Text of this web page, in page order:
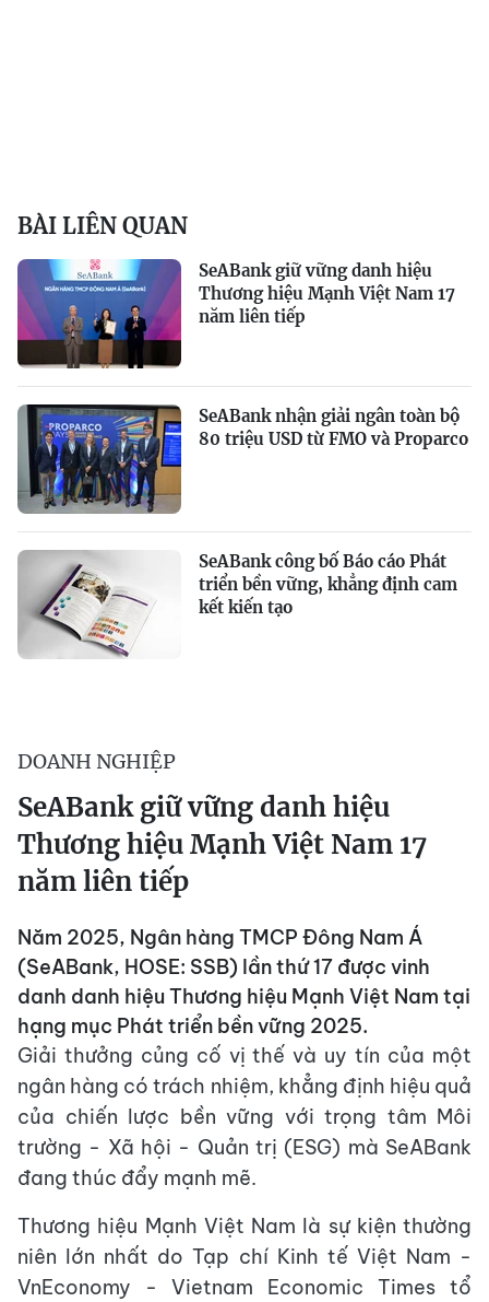
BÀI LIÊN QUAN
SeABank giữ vững danh hiệu
Thương hiệu Mạnh Việt Nam 17
năm liên tiếp
SeABank nhận giải ngân toàn bộ
80 triệu USD từ FMO và Proparco
SeABank công bố Báo cáo Phát
triển bền vững, khẳng định cam
kết kiến tạo
DOANH NGHIỆP
SeABank giữ vững danh hiệu
Thương hiệu Mạnh Việt Nam 17
năm liên tiếp
Năm 2025, Ngân hàng TMCP Đông Nam Á
(SeABank, HOSE: SSB) lần thứ 17 được vinh
danh danh hiệu Thương hiệu Mạnh Việt Nam tại
hạng mục Phát triển bền vững 2025.
Giải thưởng củng cố vị thế và uy tín của một
ngân hàng có trách nhiệm, khẳng định hiệu quả
của chiến lược bền vững với trọng tâm Môi
trường - Xã hội - Quản trị (ESG) mà SeABank
đang thúc đẩy mạnh mẽ.
Thương hiệu Mạnh Việt Nam là sự kiện thường
niên lớn nhất do Tạp chí Kinh tế Việt Nam -
VnEconomy - Vietnam Economic Times tổ